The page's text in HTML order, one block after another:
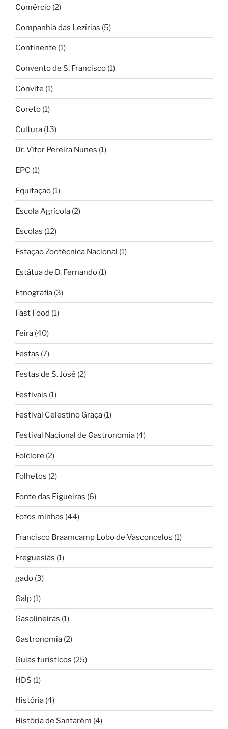
Comércio (2)
Companhia das Lezírias (5)
Continente (1)
Convento de S. Francisco (1)
Convite (1)
Coreto (1)
Cultura (13)
Dr. Vítor Pereira Nunes (1)
EPC (1)
Equitação (1)
Escola Agrícola (2)
Escolas (12)
Estação Zootécnica Nacional (1)
Estátua de D. Fernando (1)
Etnografia (3)
Fast Food (1)
Feira (40)
Festas (7)
Festas de S. José (2)
Festivais (1)
Festival Celestino Graça (1)
Festival Nacional de Gastronomia (4)
Folclore (2)
Folhetos (2)
Fonte das Figueiras (6)
Fotos minhas (44)
Francisco Braamcamp Lobo de Vasconcelos (1)
Freguesias (1)
gado (3)
Galp (1)
Gasolineiras (1)
Gastronomia (2)
Guias turísticos (25)
HDS (1)
História (4)
História de Santarém (4)